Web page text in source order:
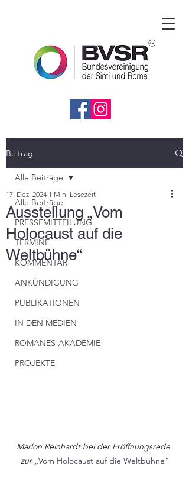
Beitrag
Alle Beiträge
PRESSEMITTEILUNG
TERMINE
KOMMENTAR
ANKÜNDIGUNG
PUBLIKATIONEN
IN DEN MEDIEN
ROMANES-AKADEMIE
PROJEKTE
Alle Beiträge
Ausstellung „Vom
Holocaust auf die
Weltbühne“
17. Dez. 2024 1 Min. Lesezeit
Marlon Reinhardt bei der Eröffnungsrede
zur „Vom Holocaust auf die Weltbühne“